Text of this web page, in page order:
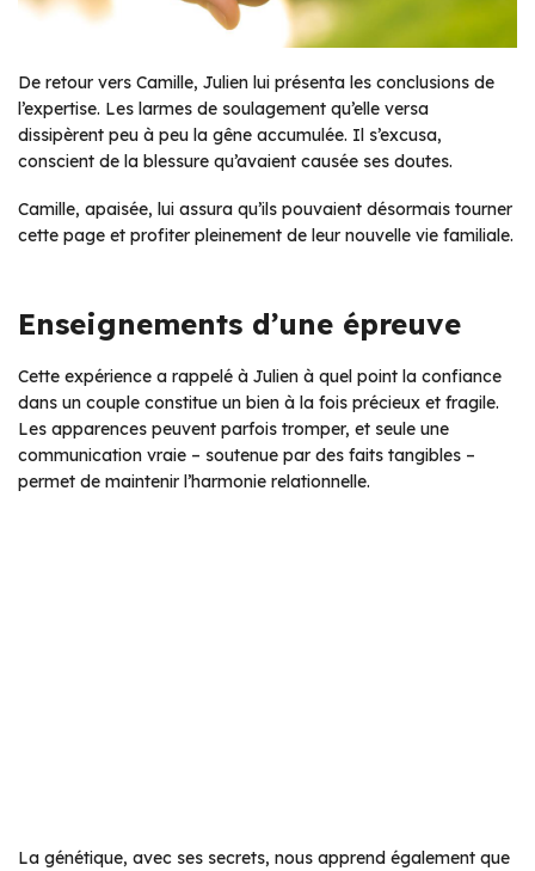
De retour vers Camille, Julien lui présenta les conclusions de
l’expertise. Les larmes de soulagement qu’elle versa
dissipèrent peu à peu la gêne accumulée. Il s’excusa,
conscient de la blessure qu’avaient causée ses doutes.
Camille, apaisée, lui assura qu’ils pouvaient désormais tourner
cette page et profiter pleinement de leur nouvelle vie familiale.
Enseignements d’une épreuve
Cette expérience a rappelé à Julien à quel point la confiance
dans un couple constitue un bien à la fois précieux et fragile.
Les apparences peuvent parfois tromper, et seule une
communication vraie – soutenue par des faits tangibles –
permet de maintenir l’harmonie relationnelle.
La génétique, avec ses secrets, nous apprend également que